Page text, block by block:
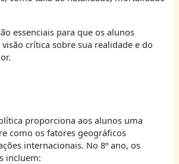
essenciais para que os alunos
crítica sobre sua realidade e do
proporciona aos alunos uma
como os fatores geográficos
internacionais. No 8º ano, os
incluem: